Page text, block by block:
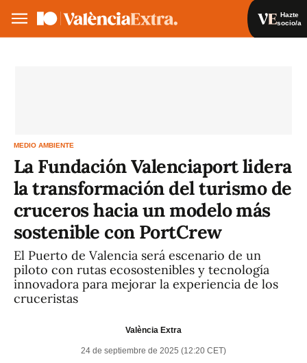
Hazte
socio/a
MEDIO AMBIENTE
La Fundación Valenciaport lidera
la transformación del turismo de
cruceros hacia un modelo más
sostenible con PortCrew
El Puerto de Valencia será escenario de un
piloto con rutas ecosostenibles y tecnología
innovadora para mejorar la experiencia de los
cruceristas
València Extra
24 de septiembre de 2025 (12:20 CET)